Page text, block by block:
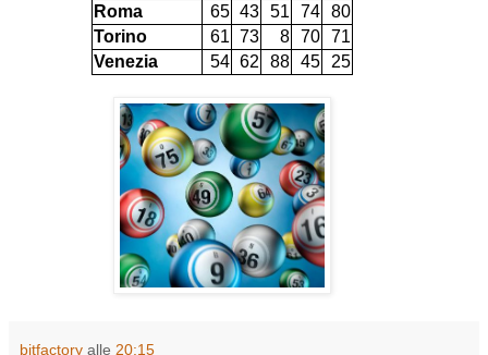
Roma
65 43 51 74 80
Torino
61 73 8 70 71
Venezia
54 62 88 45 25
bitfactory alle 20:15